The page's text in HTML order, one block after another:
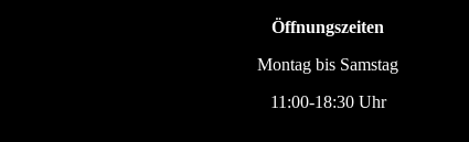
Öffnungszeiten
Montag bis Samstag
11:00-18:30 Uhr